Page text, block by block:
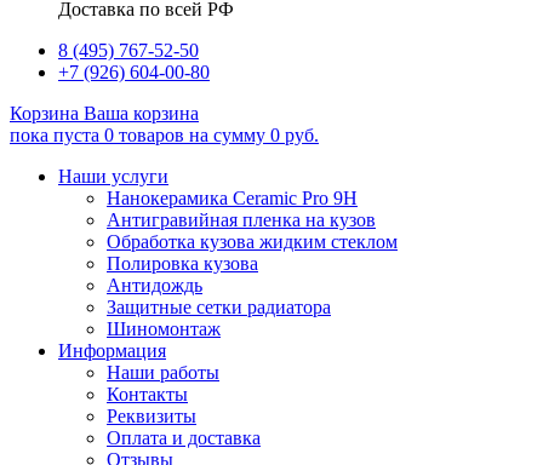
Доставка по всей РФ
8 (495) 767-52-50
+7 (926) 604-00-80
Корзина Ваша корзина
пока пуста 0 товаров на сумму 0 руб.
Наши услуги
Нанокерамика Ceramic Pro 9H
Антигравийная пленка на кузов
Обработка кузова жидким стеклом
Полировка кузова
Антидождь
Защитные сетки радиатора
Шиномонтаж
Информация
Наши работы
Контакты
Реквизиты
Оплата и доставка
Отзывы